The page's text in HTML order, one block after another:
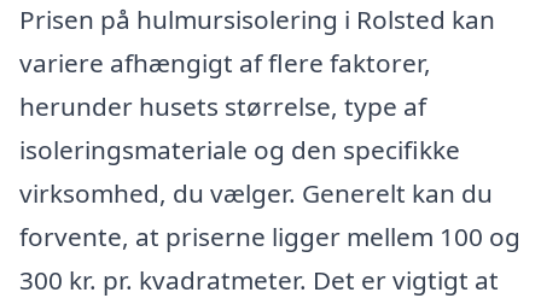
Prisen på hulmursisolering i Rolsted kan
variere afhængigt af flere faktorer,
herunder husets størrelse, type af
isoleringsmateriale og den specifikke
virksomhed, du vælger. Generelt kan du
forvente, at priserne ligger mellem 100 og
300 kr. pr. kvadratmeter. Det er vigtigt at